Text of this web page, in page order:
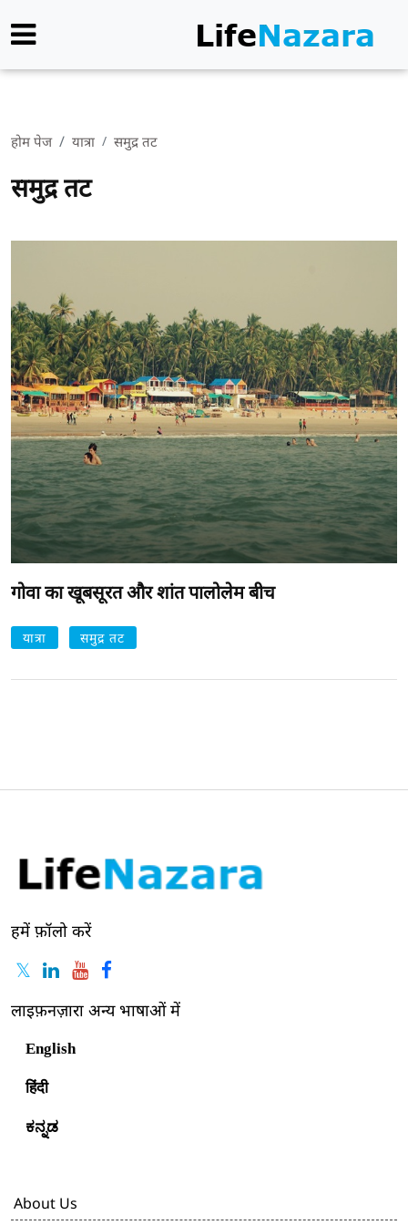
होम पेज यात्रा समुद्र तट
समुद्र तट
गोवा का खूबसूरत और शांत पालोलेम बीच
यात्रा समुद्र तट
हमें फ़ॉलो करें
लाइफ़नज़ारा अन्य भाषाओं में
English
हिंदी
ಕನ್ನಡ
About Us